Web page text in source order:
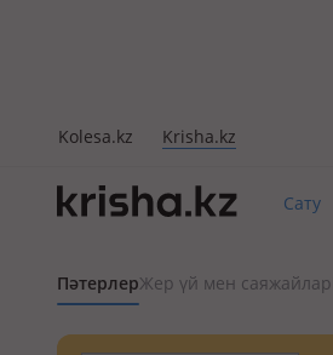
Kolesa.kz Krisha.kz
Сату
ПәтерлерЖер үй мен саяжайлар